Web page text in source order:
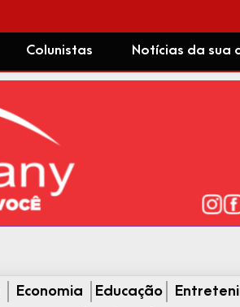
Colunistas Notícias da sua
Economia Educação